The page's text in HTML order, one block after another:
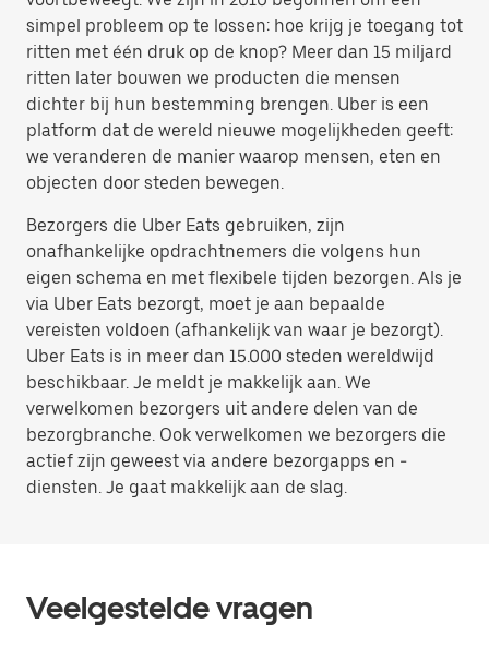
simpel probleem op te lossen: hoe krijg je toegang tot
ritten met één druk op de knop? Meer dan 15 miljard
ritten later bouwen we producten die mensen
dichter bij hun bestemming brengen. Uber is een
platform dat de wereld nieuwe mogelijkheden geeft:
we veranderen de manier waarop mensen, eten en
objecten door steden bewegen.
Bezorgers die Uber Eats gebruiken, zijn
onafhankelijke opdrachtnemers die volgens hun
eigen schema en met flexibele tijden bezorgen. Als je
via Uber Eats bezorgt, moet je aan bepaalde
vereisten voldoen (afhankelijk van waar je bezorgt).
Uber Eats is in meer dan 15.000 steden wereldwijd
beschikbaar. Je meldt je makkelijk aan. We
verwelkomen bezorgers uit andere delen van de
bezorgbranche. Ook verwelkomen we bezorgers die
actief zijn geweest via andere bezorgapps en -
diensten. Je gaat makkelijk aan de slag.
Veelgestelde vragen